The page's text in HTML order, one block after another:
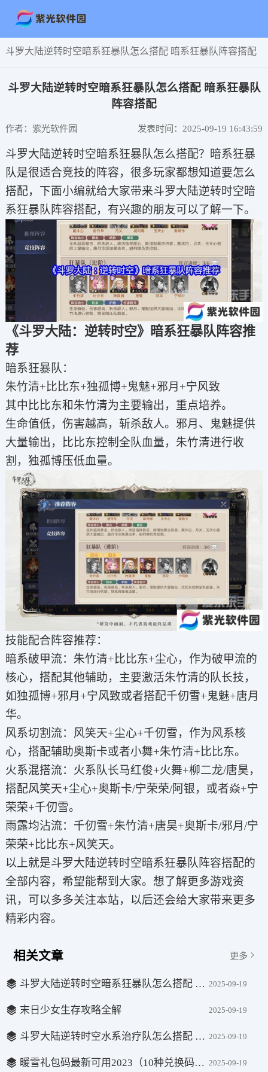
斗罗大陆逆转时空暗系狂暴队怎么搭配 暗系狂暴队阵容搭配
斗罗大陆逆转时空暗系狂暴队怎么搭配 暗系狂暴队
阵容搭配
作者：紫光软件园 发表时间：2025-09-19 16:43:59
斗罗大陆逆转时空暗系狂暴队怎么搭配？暗系狂暴
队是很适合竞技的阵容，很多玩家都想知道要怎么
搭配，下面小编就给大家带来斗罗大陆逆转时空暗
系狂暴队阵容搭配，有兴趣的朋友可以了解一下。
《斗罗大陆：逆转时空》暗系狂暴队阵容推
荐
暗系狂暴队：
朱竹清+比比东+独孤博+鬼魅+邪月+宁风致
其中比比东和朱竹清为主要输出，重点培养。
生命值低，伤害越高，斩杀敌人。邪月、鬼魅提供
大量输出，比比东控制全队血量，朱竹清进行收
割，独孤博压低血量。
技能配合阵容推荐：
暗系破甲流：朱竹清+比比东+尘心，作为破甲流的
核心，搭配其他辅助，主要激活朱竹清的队长技，
如独孤博+邪月+宁风致或者搭配千仞雪+鬼魅+唐月
华。
风系切割流：风笑天+尘心+千仞雪，作为风系核
心，搭配辅助奥斯卡或者小舞+朱竹清+比比东。
火系混搭流：火系队长马红俊+火舞+柳二龙/唐昊，
搭配风笑天+尘心+奥斯卡/宁荣荣/阿银，或者焱+宁
荣荣+千仞雪。
雨露均沾流：千仞雪+朱竹清+唐昊+奥斯卡/邪月/宁
荣荣+比比东+风笑天。
以上就是斗罗大陆逆转时空暗系狂暴队阵容搭配的
全部内容，希望能帮到大家。想了解更多游戏资
讯，可以多多关注本站，以后还会给大家带来更多
精彩内容。
相关文章 更多
斗罗大陆逆转时空暗系狂暴队怎么搭配 暗系狂暴队阵容搭配 2025-09-19
末日少女生存攻略全解 2025-09-19
斗罗大陆逆转时空水系治疗队怎么搭配 水系治疗队搭配攻略 2025-09-19
暖雪礼包码最新可用2023（10种兑换码永久有效） 暖雪兑换码大全2023可用一览 2025-09-19